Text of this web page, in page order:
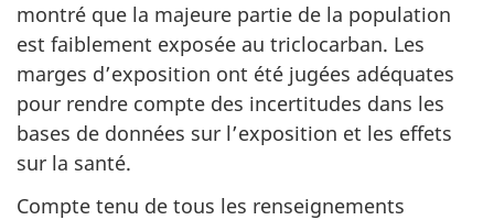
montré que la majeure partie de la population
est faiblement exposée au triclocarban. Les
marges d’exposition ont été jugées adéquates
pour rendre compte des incertitudes dans les
bases de données sur l’exposition et les effets
sur la santé.
Compte tenu de tous les renseignements